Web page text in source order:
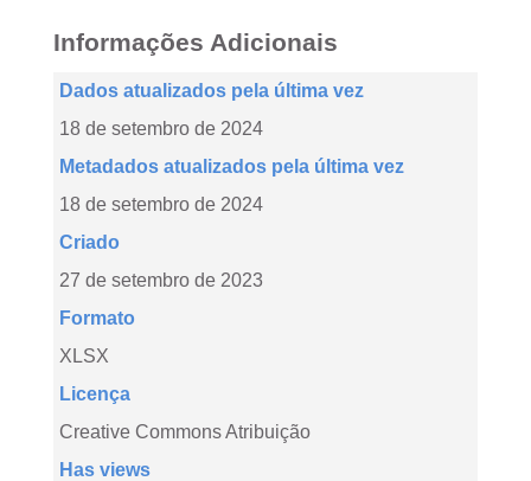
Informações Adicionais
Dados atualizados pela última vez
18 de setembro de 2024
Metadados atualizados pela última vez
18 de setembro de 2024
Criado
27 de setembro de 2023
Formato
XLSX
Licença
Creative Commons Atribuição
Has views